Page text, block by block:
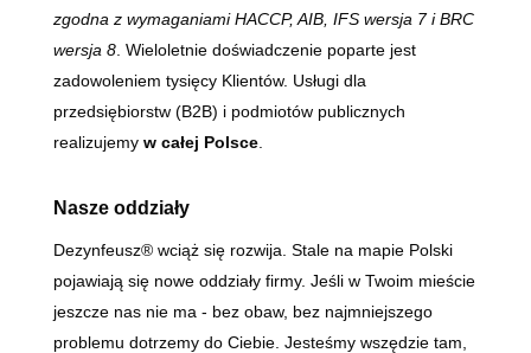
zgodna z wymaganiami HACCP, AIB, IFS wersja 7 i BRC
wersja 8. Wieloletnie doświadczenie poparte jest
zadowoleniem tysięcy Klientów. Usługi dla
przedsiębiorstw (B2B) i podmiotów publicznych
realizujemy w całej Polsce.
Nasze oddziały
Dezynfeusz® wciąż się rozwija. Stale na mapie Polski
pojawiają się nowe oddziały firmy. Jeśli w Twoim mieście
jeszcze nas nie ma - bez obaw, bez najmniejszego
problemu dotrzemy do Ciebie. Jesteśmy wszędzie tam,